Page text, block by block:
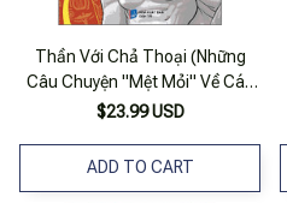
Thần Với Chả Thoại (Những
Câu Chuyện "Mệt Mỏi" Về Các
Vị Thần)
$23.99 USD
ADD TO CART